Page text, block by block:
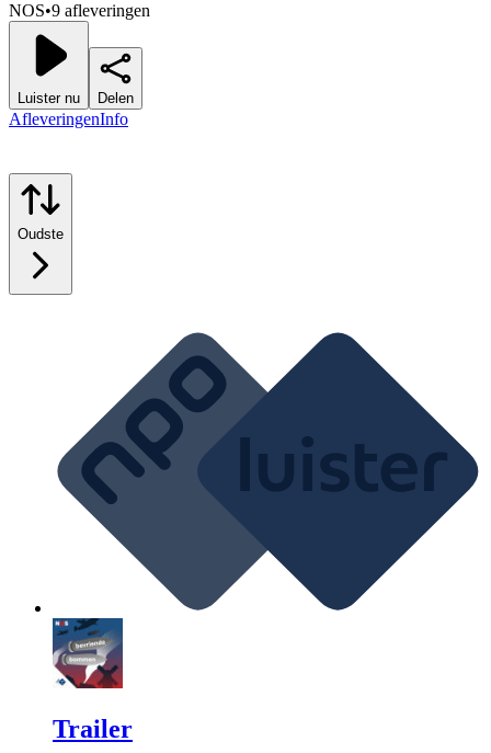
NOS•9 afleveringen
Luister nu Delen
AfleveringenInfo
Oudste
Trailer